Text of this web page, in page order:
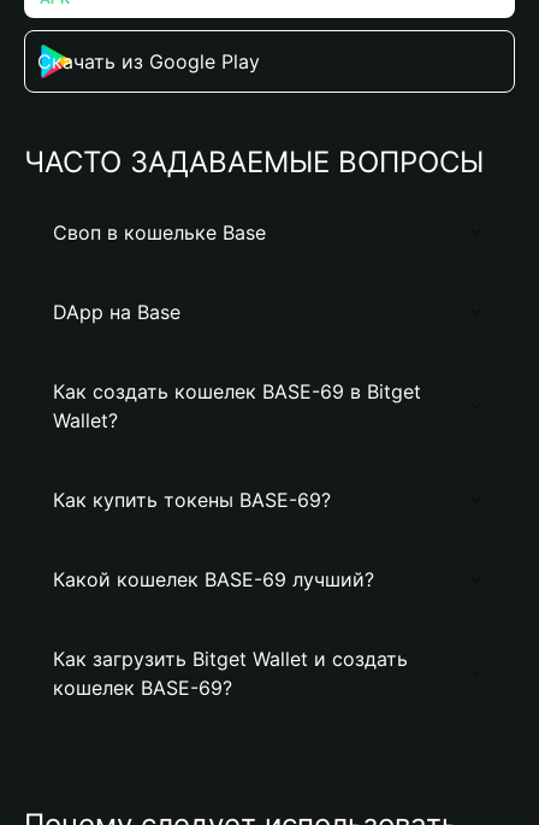
Скачать из Google Play
ЧАСТО ЗАДАВАЕМЫЕ ВОПРОСЫ
Своп в кошельке Base
DApp на Base
Как создать кошелек BASE-69 в Bitget
Wallet?
Как купить токены BASE-69?
Какой кошелек BASE-69 лучший?
Как загрузить Bitget Wallet и создать
кошелек BASE-69?